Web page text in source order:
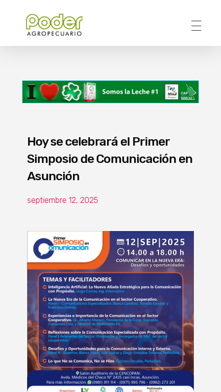
Hoy se celebrará el Primer
Simposio de Comunicación en
Asunción
septiembre 12, 2025